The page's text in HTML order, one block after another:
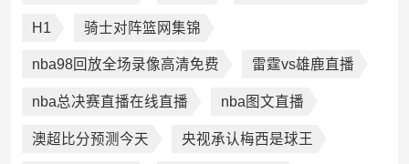
H1 骑士对阵篮网集锦
nba98回放全场录像高清免费 雷霆vs雄鹿直播
nba总决赛直播在线直播 nba图文直播
澳超比分预测今天 央视承认梅西是球王